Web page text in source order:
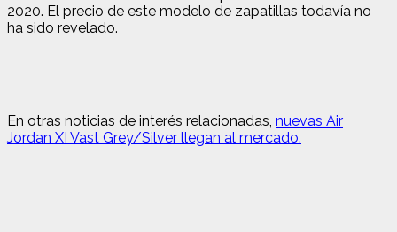
2020. El precio de este modelo de zapatillas todavía no
ha sido revelado.
En otras noticias de interés relacionadas, nuevas Air
Jordan XI Vast Grey/Silver llegan al mercado.